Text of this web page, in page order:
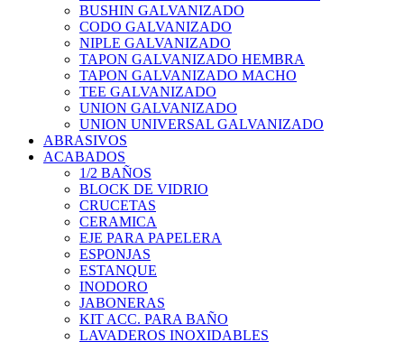
BUSHIN GALVANIZADO
CODO GALVANIZADO
NIPLE GALVANIZADO
TAPON GALVANIZADO HEMBRA
TAPON GALVANIZADO MACHO
TEE GALVANIZADO
UNION GALVANIZADO
UNION UNIVERSAL GALVANIZADO
ABRASIVOS
ACABADOS
1/2 BAÑOS
BLOCK DE VIDRIO
CRUCETAS
CERAMICA
EJE PARA PAPELERA
ESPONJAS
ESTANQUE
INODORO
JABONERAS
KIT ACC. PARA BAÑO
LAVADEROS INOXIDABLES